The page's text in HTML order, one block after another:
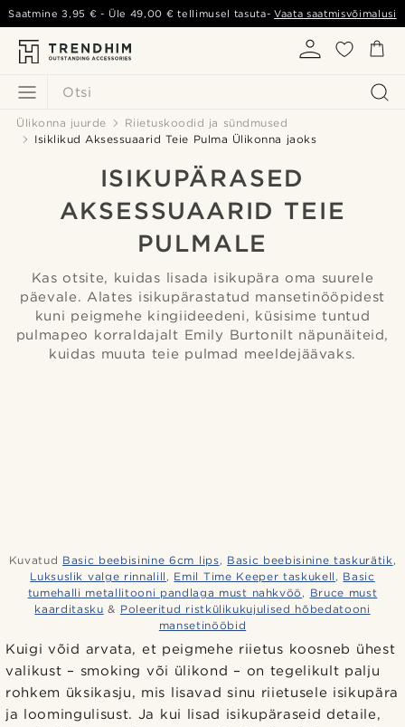
Otsi
Saatmine3,95 € - Üle 49,00 € tellimusel tasuta-Vaata saatmisvõimalusi
Ülikonna juurde
Riietuskoodid ja sündmused
Isiklikud Aksessuaarid Teie Pulma Ülikonna jaoks
ISIKUPÄRASED
AKSESSUAARID TEIE
PULMALE
Kas otsite, kuidas lisada isikupära oma suurele
päevale. Alates isikupärastatud mansetinööpidest
kuni peigmehe kingiideedeni, küsisime tuntud
pulmapeo korraldajalt Emily Burtonilt näpunäiteid,
kuidas muuta teie pulmad meeldejäävaks.
Kuvatud Basic beebisinine 6cm lips, Basic beebisinine taskurätik,
Luksuslik valge rinnalill , Emil Time Keeper taskukell , Basic
tumehalli metallitooni pandlaga must nahkvöö , Bruce must
kaarditasku & Poleeritud ristkülikukujulised hõbedatooni
mansetinööbid
Kuigi võid arvata, et peigmehe riietus koosneb ühest
valikust – smoking või ülikond – on tegelikult palju
rohkem üksikasju, mis lisavad sinu riietusele isikupära
ja loomingulisust. Ja kui lisad isikupäraseid detaile,